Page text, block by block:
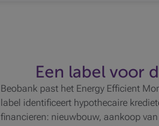
Een label voor
Beobank past het Energy Efficient
label identificeert hypothecaire
financieren: nieuwbouw, aankoop